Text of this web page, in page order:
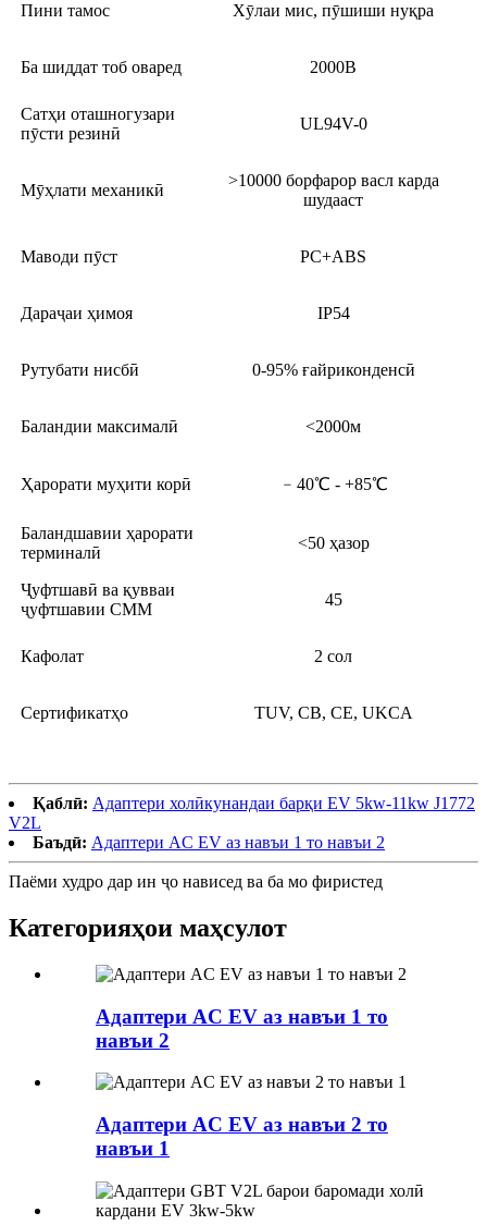
Пини тамос Хӯлаи мис, пӯшиши нуқра
Ба шиддат тоб оваред 2000В
Сатҳи оташногузари
пӯсти резинӣ
UL94V-0
Мӯҳлати механикӣ
>10000 борфарор васл карда
шудааст
Маводи пӯст PC+ABS
Дараҷаи ҳимоя IP54
Рутубати нисбӣ 0-95% ғайриконденсӣ
Баландии максималӣ <2000м
Ҳарорати муҳити корӣ ﹣40℃ - +85℃
Баландшавии ҳарорати
терминалӣ
<50 ҳазор
Ҷуфтшавӣ ва қувваи
ҷуфтшавии СММ
45
Кафолат 2 сол
Сертификатҳо TUV, CB, CE, UKCA
Қаблӣ: Адаптери холӣкунандаи барқи EV 5kw-11kw J1772
V2L
Баъдӣ: Адаптери AC EV аз навъи 1 то навъи 2
Паёми худро дар ин ҷо нависед ва ба мо фиристед
Категорияҳои маҳсулот
Адаптери AC EV аз навъи 1 то
навъи 2
Адаптери AC EV аз навъи 2 то
навъи 1